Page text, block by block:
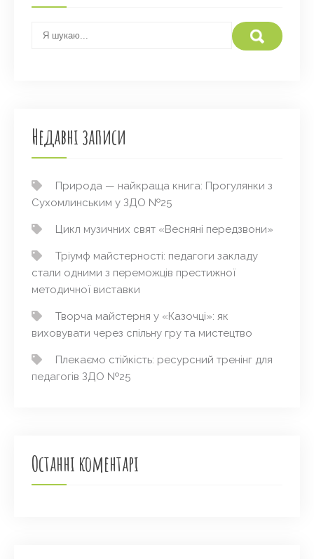
Недавні записи
Природа — найкраща книга: Прогулянки з
Сухомлинським у ЗДО №25
Цикл музичних свят «Весняні передзвони»
Тріумф майстерності: педагоги закладу
стали одними з переможців престижної
методичної виставки
Творча майстерня у «Казочці»: як
виховувати через спільну гру та мистецтво
Плекаємо стійкість: ресурсний тренінг для
педагогів ЗДО №25
Останні коментарі